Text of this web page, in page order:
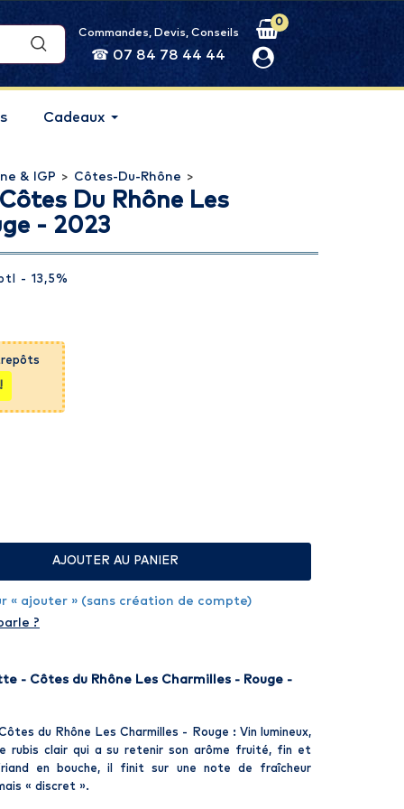
Commandes, Devis, Conseils
☎ 07 84 78 44 44
0
Cadeaux
& IGP > Côtes-Du-Rhône >
Du Rhône Les
- 2023
- 13,5%
AJOUTER AU PANIER
« ajouter » (sans création de compte)
?
- Côtes du Rhône Les Charmilles - Rouge -
du Rhône Les Charmilles - Rouge : Vin lumineux,
rubis clair qui a su retenir son arôme fruité, fin et
en bouche, il finit sur une note de fraîcheur
« discret ».